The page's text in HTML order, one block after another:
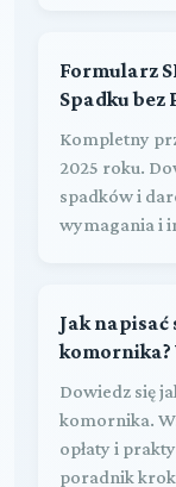
Formularz
Spadku bez
Kompletny
2025 roku.
spadków i
wymagania i
Jak napisać
Dowiedz się
komornika.
opłaty i
poradnik